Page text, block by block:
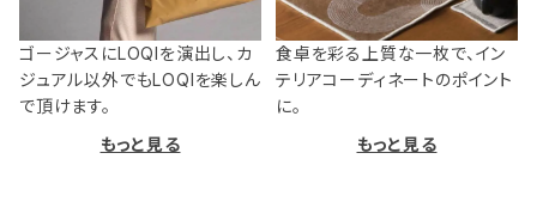
ゴージャスにLOQIを演出し、カ
ジュアル以外でもLOQIを楽しん
で頂けます。
もっと見る
食卓を彩る上質な一枚で、イン
テリアコーディネートのポイント
に。
もっと見る